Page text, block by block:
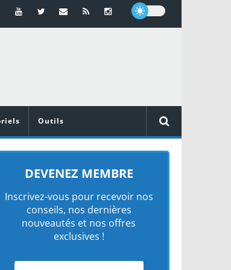
Outils
DEVENEZ MEMBRE
Inscrivez-vous pour recevoir nos
conseils, nos dernières
nouveautés et nos offres
exclusives !